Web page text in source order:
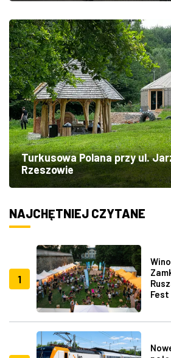
Turkusowa Polana przy ul.
Rzeszowie
NAJCHĘTNIEJ CZYTANE
1
Fest